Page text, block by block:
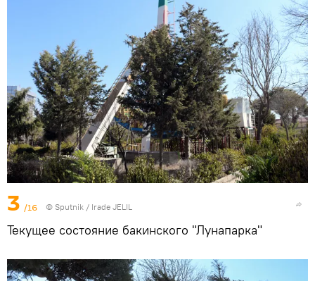
3 /16 © Sputnik / Irade JELIL
Текущее состояние бакинского "Лунапарка"